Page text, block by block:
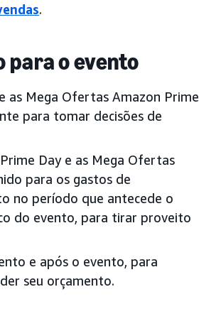
.
para o evento
as Mega Ofertas Amazon Prime
para tomar decisões de
Day e as Mega Ofertas
para os gastos de
no período que antecede o
do evento, para tirar proveito
e após o evento, para
seu orçamento.